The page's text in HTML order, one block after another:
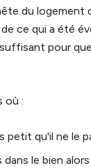
du logement
ce qui a été
pour
où :
petit qu'il ne le
le bien